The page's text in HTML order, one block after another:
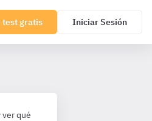
test gratis Iniciar Sesión
ver qué